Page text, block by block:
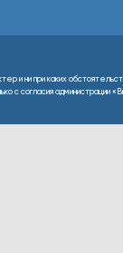
и ни при каких
согласия администрации